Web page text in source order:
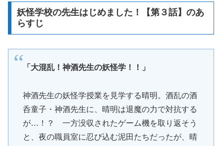
妖怪学校の先生はじめました！【第３話】のあ
らすじ
「大混乱！神酒先生の妖怪学！！」
神酒先生の妖怪学授業を見学する晴明。酒乱の酒
呑童子・神酒先生に、晴明は退魔の力で対抗する
が…！？ 一方没収されたゲーム機を取り返そう
と、夜の職員室に忍び込む泥田たちだったが、晴